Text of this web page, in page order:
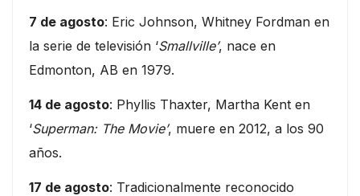
7 de agosto: Eric Johnson, Whitney Fordman en
la serie de televisión ‘Smallville’, nace en
Edmonton, AB en 1979.
14 de agosto: Phyllis Thaxter, Martha Kent en
‘Superman: The Movie’, muere en 2012, a los 90
años.
17 de agosto: Tradicionalmente reconocido